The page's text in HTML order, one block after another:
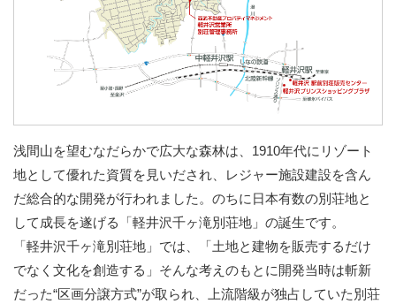
浅間山を望むなだらかで広大な森林は、1910年代にリゾート
地として優れた資質を見いだされ、レジャー施設建設を含ん
だ総合的な開発が行われました。のちに日本有数の別荘地と
して成長を遂げる「軽井沢千ヶ滝別荘地」の誕生です。
「軽井沢千ヶ滝別荘地」では、「土地と建物を販売するだけ
でなく文化を創造する」そんな考えのもとに開発当時は斬新
だった“区画分譲方式”が取られ、上流階級が独占していた別荘